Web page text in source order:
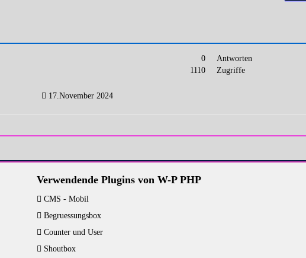
17.November 2024
0
Antworten
1110
Zugriffe
Verwendende Plugins von W-P PHP
CMS - Mobil
Begruessungsbox
Counter und User
Shoutbox